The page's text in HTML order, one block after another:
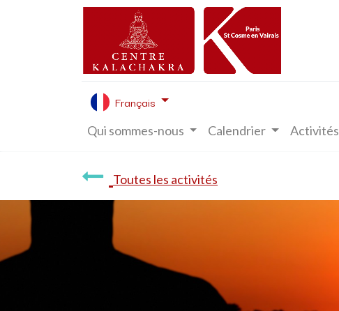
Français
Qui sommes-nous Calendrier Activités
Toutes les activités